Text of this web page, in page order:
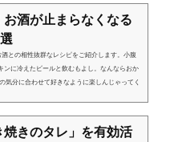
酒が止まらなくなる
との相性抜群なレシピをご紹介します。小腹
ンに冷えたビールと飲むもよし。なんならおか
気分に合わせて好きなように楽しんじゃってく
きのタレ」を有効活